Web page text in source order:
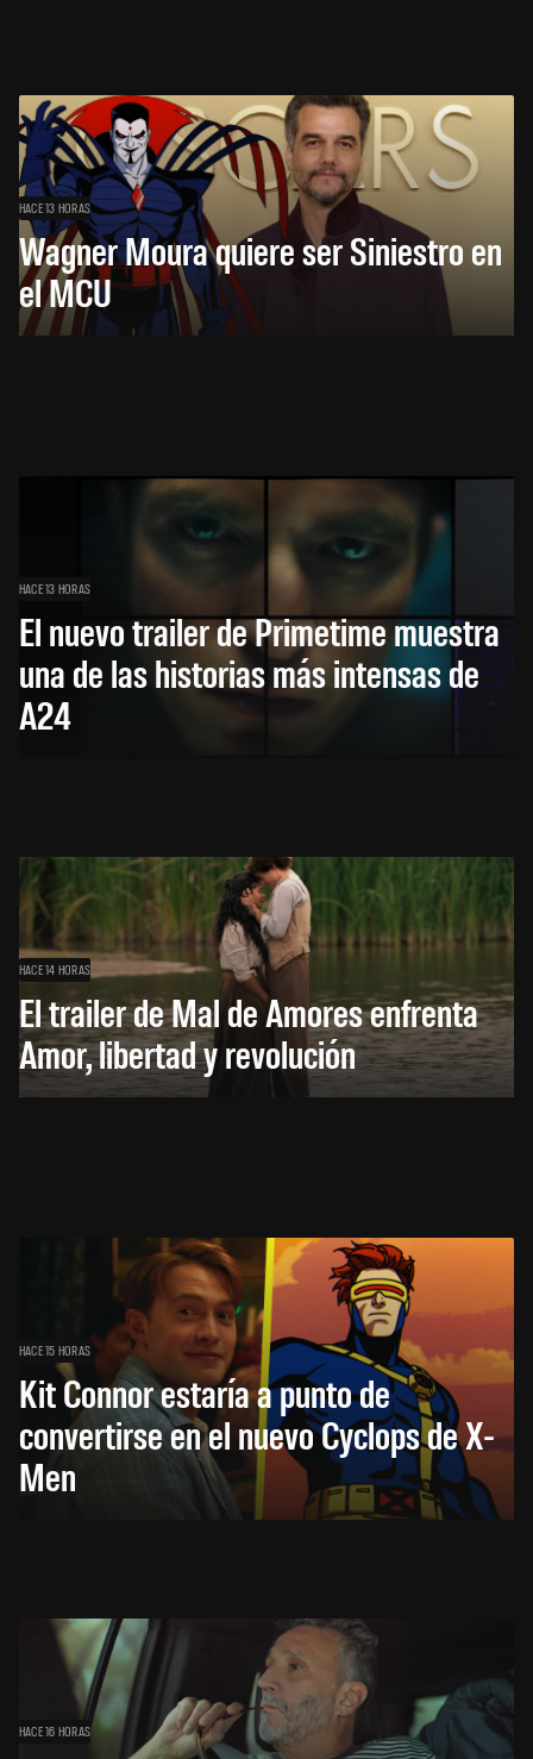
HACE 13 HORAS
Wagner Moura quiere ser Siniestro en
el MCU
HACE 13 HORAS
El nuevo trailer de Primetime muestra
una de las historias más intensas de
A24
HACE 14 HORAS
El trailer de Mal de Amores enfrenta
Amor, libertad y revolución
HACE 15 HORAS
Kit Connor estaría a punto de
convertirse en el nuevo Cyclops de X-
Men
HACE 16 HORAS